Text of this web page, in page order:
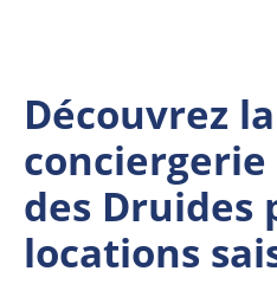
Découvrez la
conciergerie
des Druides
locations